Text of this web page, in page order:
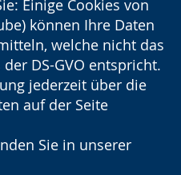
Einige Cookies von
können Ihre Daten
welche nicht das
DS-GVO entspricht.
jederzeit über die
auf der Seite
Sie in unserer